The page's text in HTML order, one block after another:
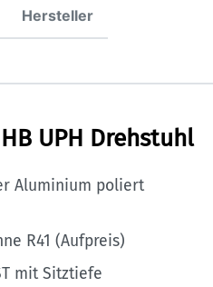
Hersteller
UPH Drehstuhl
Aluminium poliert
R41 (Aufpreis)
mit Sitztiefe